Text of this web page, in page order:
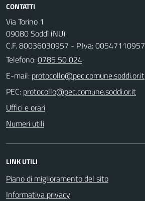
CONTATTI
Via Torino 1
09080 Soddì (NU)
C.F. 80036030957 - P.Iva: 00547110957
Telefono:0785 50 024
E-mail:
PEC:
Uffici e orari
Numeri utili
LINK UTILI
Piano di miglioramento del sito
Informativa privacy